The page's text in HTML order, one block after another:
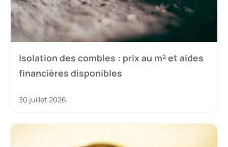
Isolation des combles : prix au m² et aides
financières disponibles
30 juillet 2026